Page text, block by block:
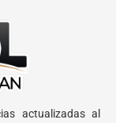
actualizadas al